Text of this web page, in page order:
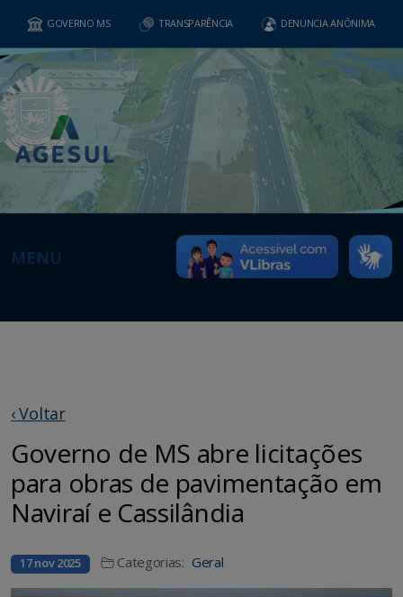
GOVERNO MS TRANSPARÊNCIA DENUNCIA ANÔNIMA
MENU
‹ Voltar
Governo de MS abre licitações
para obras de pavimentação em
Naviraí e Cassilândia
17 nov 2025 Categorias: Geral